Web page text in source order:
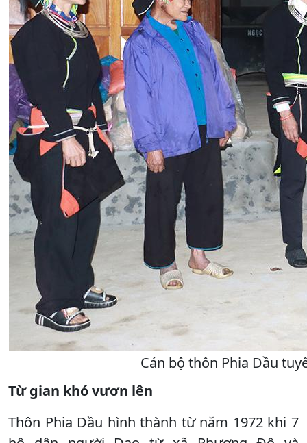
Cán bộ thôn Phia Dầu
Từ gian khó vươn lên
Thôn Phia Dầu hình thành từ năm 1972 khi 7